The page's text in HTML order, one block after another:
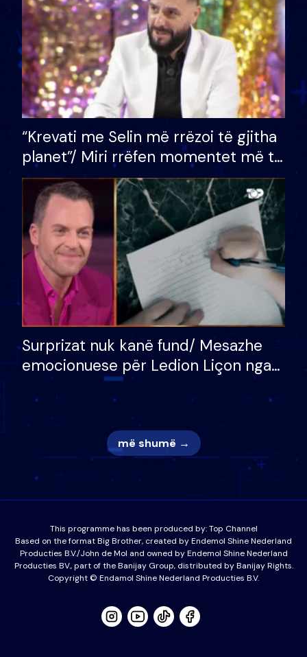
“Krevati me Selin më rrëzoi të gjitha
planet”/ Miri rrëfen momentet më të
bukura në shtëpinë e BB VIP: Do më
mungojë zilja e mëngjesit kur…
Surprizat nuk kanë fund/ Mesazhe
emocionuese për Ledion Liçon nga
nëna dhe fëmijët e tij, moderatori
nuk i mban dot lotët: Nuk meritoj…
më shumë →
This programme has been produced by:Top Channel
Based on the format Big Brother, created by Endemol Shine Nederland
Producties B.V./John de Mol and owned by Endemol Shine Nederland
Producties BV., part of the Banijay Group, distributed by Banijay Rights.
Copyright © Endamol Shine Nederland Producties B.V.